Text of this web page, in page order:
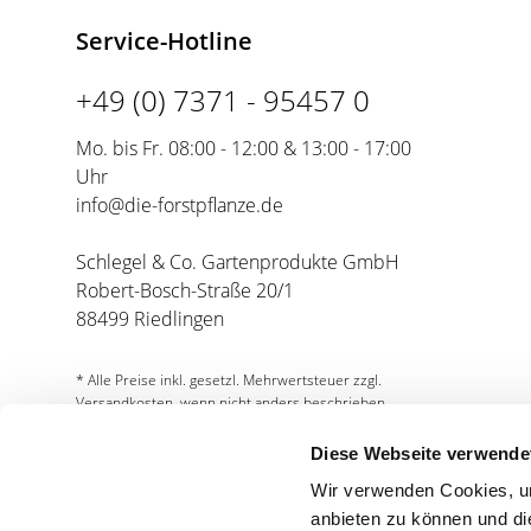
Diese Webseite
Wir verwenden Cookies,
anbieten zu können und
Kaukasische Flügelnuss
Leierblättrige Eiche
Morgenländische Platane
Orient-Buche
Rot-Esche
Sumpfeiche
Service-Hotline
+49 (0) 7371 - 95457 0
Mo. bis Fr. 08:00 - 12:00 & 13:00 - 17:00
Uhr
info@die-forstpflanze.de
Schlegel & Co. Gartenprodukte GmbH
Robert-Bosch-Straße 20/1
88499 Riedlingen
* Alle Preise inkl. gesetzl. Mehrwertsteuer zzgl.
Versandkosten, wenn nicht anders beschrieben.